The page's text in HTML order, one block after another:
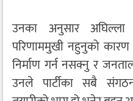
उनका अनुसार अघिल्ला
परिणाममुखी नहुनुको
निर्माण गर्न नसक्नु र
उनले पार्टीका सबै